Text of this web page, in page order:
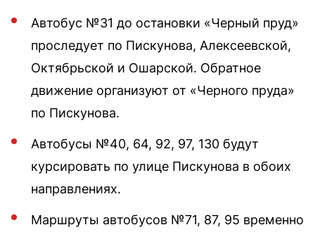
Автобус №31 до остановки «Черный пруд»
проследует по Пискунова, Алексеевской,
Октябрьской и Ошарской. Обратное
движение организуют от «Черного пруда»
по Пискунова.
Автобусы №40, 64, 92, 97, 130 будут
курсировать по улице Пискунова в обоих
направлениях.
Маршруты автобусов №71, 87, 95 временно